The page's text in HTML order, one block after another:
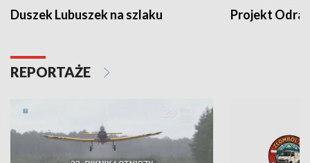
Duszek Lubuszek na szlaku Projekt Odra
REPORTAŻE